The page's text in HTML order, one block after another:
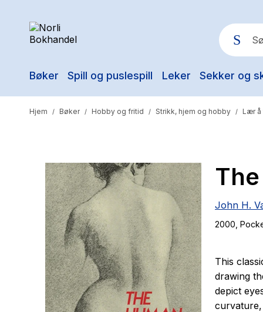
Bøker Spill og puslespill Leker Sekker og
Hjem / Bøker / Hobby og fritid / Strikk, hjem og hobby / Lær å
John H.
2000 ,
This
drawing
depict